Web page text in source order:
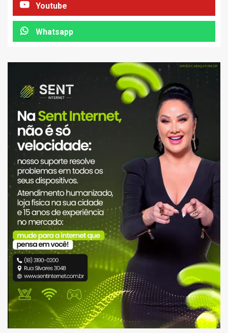
Youtube
Whatsapp